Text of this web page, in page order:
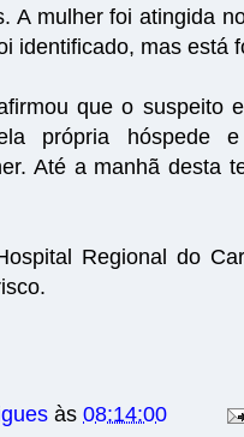
A mulher foi atingida
identificado, mas está
que o suspeito
própria hóspede
Até a manhã desta
Regional do
às 08:14:00